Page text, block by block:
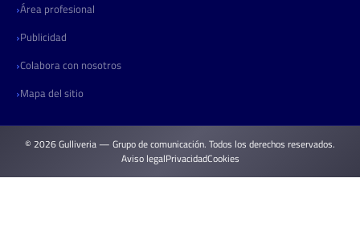
Área profesional
Publicidad
Colabora con nosotros
Mapa del sitio
© 2026 Gulliveria — Grupo de comunicación. Todos los derechos reservados.
Aviso legalPrivacidadCookies